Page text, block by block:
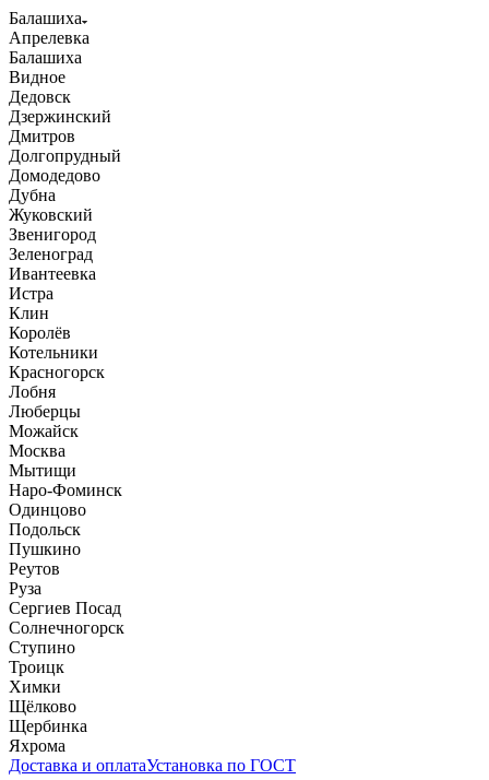
Балашиха
Апрелевка
Балашиха
Видное
Дедовск
Дзержинский
Дмитров
Долгопрудный
Домодедово
Дубна
Жуковский
Звенигород
Зеленоград
Ивантеевка
Истра
Клин
Королёв
Котельники
Красногорск
Лобня
Люберцы
Можайск
Москва
Мытищи
Наро-Фоминск
Одинцово
Подольск
Пушкино
Реутов
Руза
Сергиев Посад
Солнечногорск
Ступино
Троицк
Химки
Щёлково
Щербинка
Яхрома
Доставка и оплатаУстановка по ГОСТ